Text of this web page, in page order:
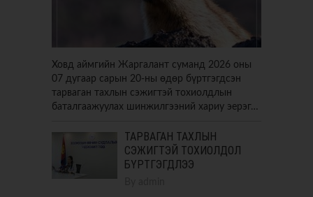
Ховд аймгийн Жаргалант суманд 2026 оны
07 дугаар сарын 20-ны өдөр бүртгэгдсэн
тарваган тахлын сэжигтэй тохиолдлын
баталгаажуулах шинжилгээний хариу эерэг…
ТАРВАГАН ТАХЛЫН
СЭЖИГТЭЙ ТОХИОЛДОЛ
БҮРТГЭГДЛЭЭ